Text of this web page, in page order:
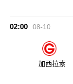
02:00 08-10
加西拉索